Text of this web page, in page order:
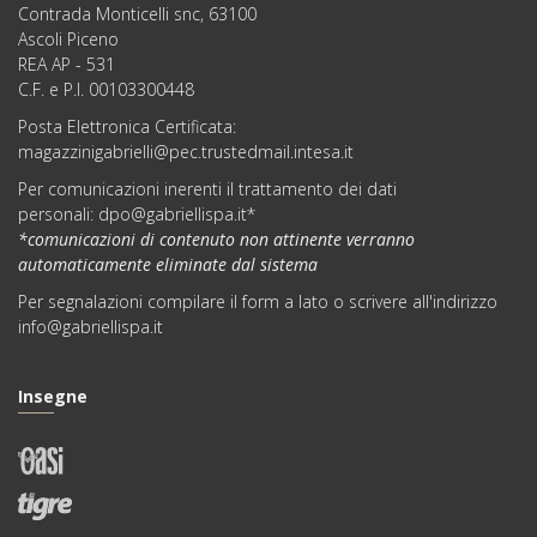
Contrada Monticelli snc, 63100
Ascoli Piceno
REA AP - 531
C.F. e P.I. 00103300448
Posta Elettronica Certificata:
magazzinigabrielli@pec.trustedmail.intesa.it
Per comunicazioni inerenti il trattamento dei dati
personali: dpo@gabriellispa.it*
*comunicazioni di contenuto non attinente verranno
automaticamente eliminate dal sistema
Per segnalazioni compilare ilform a lato o scrivere all'indirizzo
info@gabriellispa.it
Insegne